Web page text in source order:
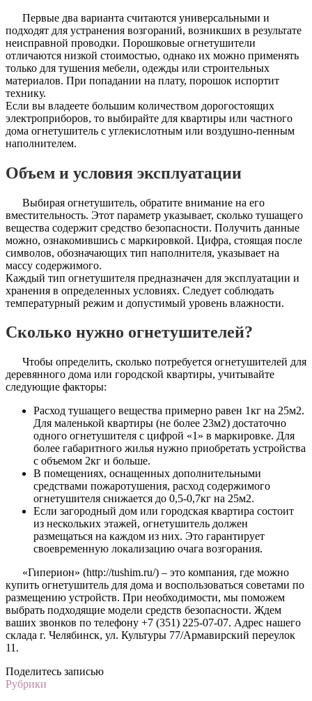
Первые два варианта считаются универсальными и
подходят для устранения возгораний, возникших в результате
неисправной проводки. Порошковые огнетушители
отличаются низкой стоимостью, однако их можно применять
только для тушения мебели, одежды или строительных
материалов. При попадании на плату, порошок испортит
технику.
Если вы владеете большим количеством дорогостоящих
электроприборов, то выбирайте для квартиры или частного
дома огнетушитель с углекислотным или воздушно-пенным
наполнителем.
Объем и условия эксплуатации
Выбирая огнетушитель, обратите внимание на его
вместительность. Этот параметр указывает, сколько тушащего
вещества содержит средство безопасности. Получить данные
можно, ознакомившись с маркировкой. Цифра, стоящая после
символов, обозначающих тип наполнителя, указывает на
массу содержимого.
Каждый тип огнетушителя предназначен для эксплуатации и
хранения в определенных условиях. Следует соблюдать
температурный режим и допустимый уровень влажности.
Сколько нужно огнетушителей?
Чтобы определить, сколько потребуется огнетушителей для
деревянного дома или городской квартиры, учитывайте
следующие факторы:
Расход тушащего вещества примерно равен 1кг на 25м2.
Для маленькой квартиры (не более 23м2) достаточно
одного огнетушителя с цифрой «1» в маркировке. Для
более габаритного жилья нужно приобретать устройства
с объемом 2кг и больше.
В помещениях, оснащенных дополнительными
средствами пожаротушения, расход содержимого
огнетушителя снижается до 0,5-0,7кг на 25м2.
Если загородный дом или городская квартира состоит
из нескольких этажей, огнетушитель должен
размещаться на каждом из них. Это гарантирует
своевременную локализацию очага возгорания.
«Гиперион» (http://tushim.ru/) – это компания, где можно
купить огнетушитель для дома и воспользоваться советами по
размещению устройств. При необходимости, мы поможем
выбрать подходящие модели средств безопасности. Ждем
ваших звонков по телефону +7 (351) 225-07-07. Адрес нашего
склада г. Челябинск, ул. Культуры 77/Армавирский переулок
11.
Поделитесь записью
Рубрики